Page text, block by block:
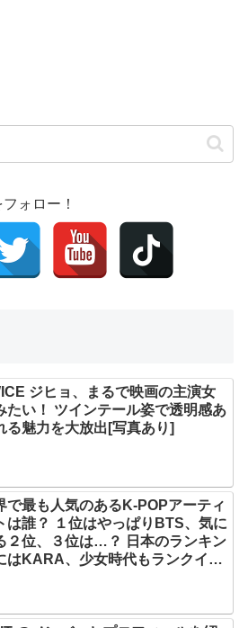
ォロー！
ジヒョ、まるで映画の主演女
たい！ ツインテール姿で透明感あ
る魅力を大放出[写真あり]
で最も人気のあるK-POPアーティ
は誰？ １位はやっぱりBTS、気に
２位、３位は…？ 日本のランキン
はKARA、少女時代もランクイ